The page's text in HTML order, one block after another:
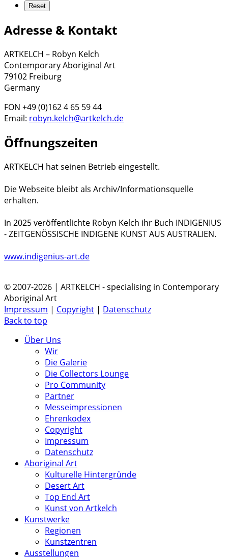
Adresse & Kontakt
ARTKELCH – Robyn Kelch
Contemporary Aboriginal Art
79102 Freiburg
Germany
FON +49 (0)162 4 65 59 44
Email: robyn.kelch@artkelch.de
Öffnungszeiten
ARTKELCH hat seinen Betrieb eingestellt.
Die Webseite bleibt als Archiv/Informationsquelle
erhalten.
In 2025 veröffentlichte Robyn Kelch ihr Buch INDIGENIUS
- ZEITGENÖSSISCHE INDIGENE KUNST AUS AUSTRALIEN.
www.indigenius-art.de
© 2007-2026 | ARTKELCH - specialising in Contemporary
Aboriginal Art
Impressum | Copyright | Datenschutz
Back to top
Über Uns
Wir
Die Galerie
Die Collectors Lounge
Pro Community
Partner
Messeimpressionen
Ehrenkodex
Copyright
Impressum
Datenschutz
Aboriginal Art
Kulturelle Hintergründe
Desert Art
Top End Art
Kunst von Artkelch
Kunstwerke
Regionen
Kunstzentren
Ausstellungen